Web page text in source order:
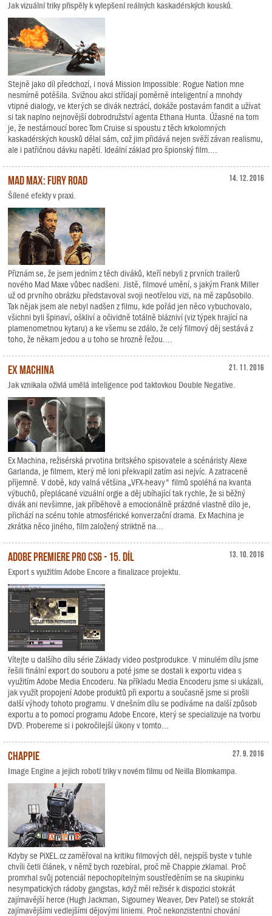
Jak vizuální triky přispěly k vylepšení reálných kaskadérských kousků.
Stejně jako díl předchozí, i nová Mission Impossible: Rogue Nation mne
nesmírně potěšila. Svižnou akci střídají poměrně inteligentní a mnohdy
vtipné dialogy, ve kterých se divák neztrácí, dokáže postavám fandit a užívat
si tak naplno nejnovější dobrodružství agenta Ethana Hunta. Úžasné na tom
je, že nestárnoucí borec Tom Cruise si spoustu z těch krkolomných
kaskadérských kousků dělal sám, což jim přidává nejen svěží závan realismu,
ale i patřičnou dávku napětí. Ideální základ pro špionský film....
14. 12. 2016
Mad Max: Fury Road
Šílené efekty v praxi.
Přiznám se, že jsem jedním z těch diváků, kteří nebyli z prvních trailerů
nového Mad Maxe vůbec nadšeni. Jistě, filmové umění, s jakým Frank Miller
už od prvního obrázku představoval svoji neotřelou vizi, na mě zapůsobilo.
Tak nějak jsem ale nebyl nadšen z filmu, kde pořád jen něco vybuchovalo,
všichni byli špinaví, oškliví a očividně totálně blázniví (viz týpek hrající na
plamenometnou kytaru) a ke všemu se zdálo, že celý filmový děj sestává z
toho, že někam jedou a u toho se hrozně řežou....
21. 11. 2016
Ex Machina
Jak vznikala oživlá umělá inteligence pod taktovkou Double Negative.
Ex Machina, režisérská prvotina britského spisovatele a scénáristy Alexe
Garlanda, je filmem, který mě loni překvapil zatím asi nejvíc. A zatraceně
příjemně. V době, kdy valná většina „VFX-heavy" filmů spoléhá na kvanta
výbuchů, přeplácané vizuální orgie a děj ubíhající tak rychle, že si běžný
divák ani nevšimne, jak příběhově a emocionálně prázdné vlastně dílo je,
přichází na scénu tohle atmosférické konverzační drama. Ex Machina je
zkrátka něco jiného, film založený striktně na...
13. 10. 2016
Adobe Premiere Pro CS6 - 15. díl
Export s využitím Adobe Encore a finalizace projektu.
Vítejte u dalšího dílu série Základy video postprodukce. V minulém dílu jsme
řešili finální export do souboru a poté jsme se dostali k exportu videa s
využitím Adobe Media Encoderu. Na příkladu Media Encoderu jsme si ukázali,
jak využít propojení Adobe produktů při exportu a současně jsme si prošli
další výhody tohoto programu. V dnešním dílu se podíváme na další způsob
exportu a to pomocí programu Adobe Encore, který se specializuje na tvorbu
DVD. Probereme si i pokročilejší úkony v tomto...
27. 9. 2016
Chappie
Image Engine a jejich robotí triky v novém filmu od Neilla Blomkampa.
Kdyby se PiXEL.cz zaměřoval na kritiku filmových děl, nejspíš byste v tuhle
chvíli četli článek, v němž bych rozebíral, proč mě Chappie zklamal. Proč
promrhal svůj potenciál nepochopitelným soustředěním se na skupinku
nesympatických rádoby gangstas, když měl režisér k dispozici stokrát
zajímavější herce (Hugh Jackman, Sigourney Weaver, Dev Patel) se stokrát
zajímavějšími vedlejšími dějovými liniemi. Proč nekonzistentní chování